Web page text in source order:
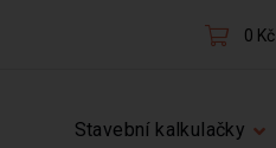
0 Kč
Stavební kalkulačky